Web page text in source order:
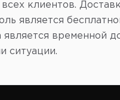
8
всех клиентов.
является
является временной
ситуации.